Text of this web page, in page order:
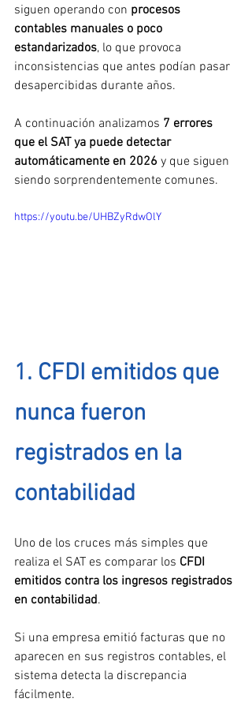
siguen operando con procesos
contables manuales o poco
estandarizados, lo que provoca
inconsistencias que antes podían pasar
desapercibidas durante años.
A continuación analizamos 7 errores
que el SAT ya puede detectar
automáticamente en 2026 y que siguen
siendo sorprendentemente comunes.
https://youtu.be/UHBZyRdwOlY
1. CFDI emitidos que
nunca fueron
registrados en la
contabilidad
Uno de los cruces más simples que
realiza el SAT es comparar los CFDI
emitidos contra los ingresos registrados
en contabilidad.
Si una empresa emitió facturas que no
aparecen en sus registros contables, el
sistema detecta la discrepancia
fácilmente.